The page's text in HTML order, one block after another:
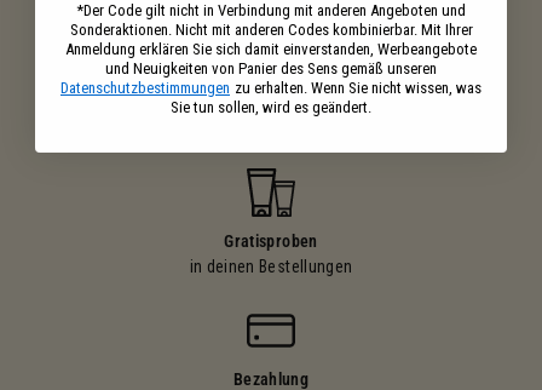
Ihre Einkäufe
Gratisproben
in deinen Bestellungen
Bezahlung
*Der Code gilt nicht in Verbindung mit anderen Angeboten und
Sonderaktionen. Nicht mit anderen Codes kombinierbar. Mit Ihrer
Anmeldung erklären Sie sich damit einverstanden, Werbeangebote
und Neuigkeiten von Panier des Sens gemäß unseren
Datenschutzbestimmungen zu erhalten. Wenn Sie nicht wissen, was
Sie tun sollen, wird es geändert.